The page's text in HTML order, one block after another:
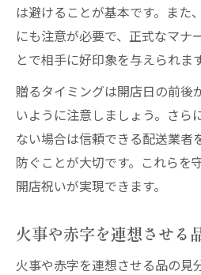
は避けることが基本です。また
にも注意が必要で、正式なマナ
とで相手に好印象を与えられます
贈るタイミングは開店日の前後
いように注意しましょう。さら
ない場合は信頼できる配送業者
防ぐことが大切です。これらを
開店祝いが実現できます。
火事や赤字を連想させる
火事や赤字を連想させる品の見